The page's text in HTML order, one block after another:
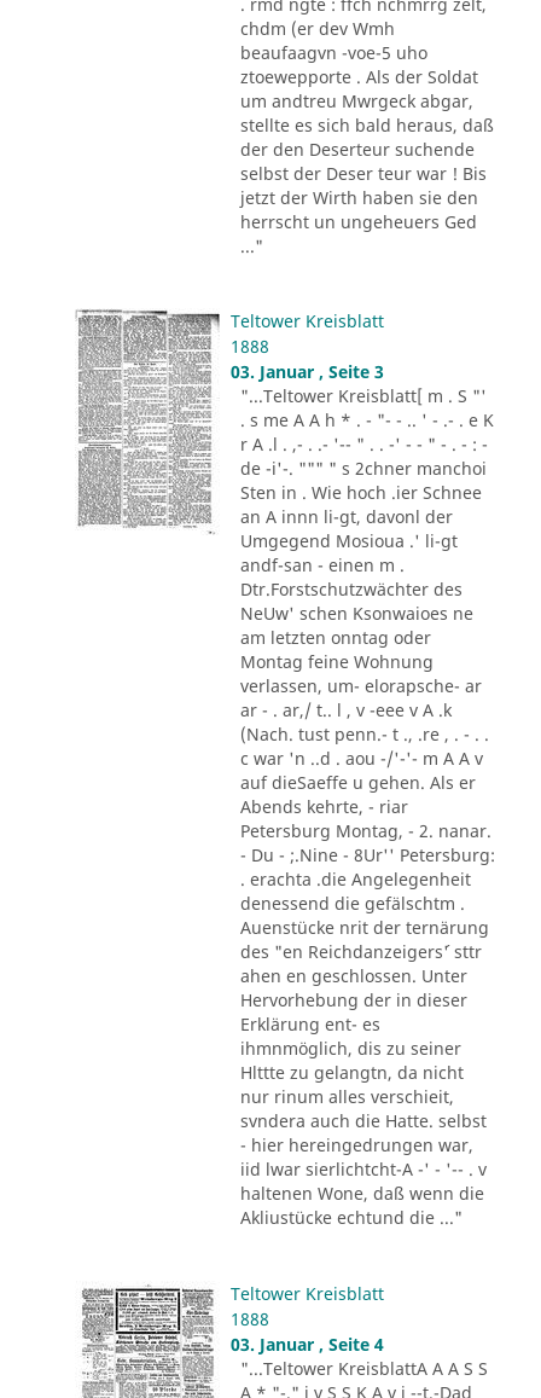
chdm (er dev Wmh
beaufaagvn -voe-5 uho
ztoewepporte . Als der Soldat
um andtreu Mwrgeck abgar,
stellte es sich bald heraus, daß
der den Deserteur suchende
selbst der Deser teur war ! Bis
jetzt der Wirth haben sie den
herrscht un ungeheuers Ged
..."
Teltower Kreisblatt
1888
03. Januar , Seite 3
"...Teltower Kreisblatt[ m . S "'
. s me A A h * . - "- - .. ' - .- . e K
r A .l . ,- . .- '-- " . . -' - - " - . - : -
de -i'-. """ " s 2chner manchoi
Sten in . Wie hoch .ier Schnee
an A innn li-gt, davonl der
Umgegend Mosioua .' li-gt
andf-san - einen m .
Dtr.Forstschutzwächter des
NeUw' schen Ksonwaioes ne
am letzten onntag oder
Montag feine Wohnung
verlassen, um- elorapsche- ar
ar - . ar,/ t.. l , v -eee v A .k
(Nach. tust penn.- t ., .re , . - . .
c war 'n ..d . aou -/'-'- m A A v
auf dieSaeffe u gehen. Als er
Abends kehrte, - riar
Petersburg Montag, - 2. nanar.
- Du - ;.Nine - 8Ur'' Petersburg:
. erachta .die Angelegenheit
denessend die gefälschtm .
Auenstücke nrit der ternärung
des "en Reichdanzeigers´' sttr
ahen en geschlossen. Unter
Hervorhebung der in dieser
Erklärung ent- es
ihmnmöglich, dis zu seiner
Hlttte zu gelangtn, da nicht
nur rinum alles verschieit,
svndera auch die Hatte. selbst
- hier hereingedrungen war,
iid lwar sierlichtcht-A -' - '-- . v
haltenen Wone, daß wenn die
Akliustücke echtund die ..."
Teltower Kreisblatt
1888
03. Januar , Seite 4
"...Teltower KreisblattA A A S S
A * "-." i v S S K A v i --t.-Dad